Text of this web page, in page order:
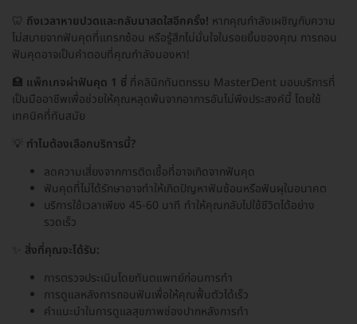
🦷 ถึงเวลาหายปวดและกลับมาสดใสอีกครั้ง! หากคุณกำลังเผชิญกับความ
ไม่สบายจากฟันคุดที่แทรกซ้อน หรือรู้สึกไม่มั่นใจในรอยยิ้มของคุณ การถอน
ฟันคุดอาจเป็นคำตอบที่คุณกำลังมองหา!
🏥 แพ็กเกจผ่าฟันคุด 1 ซี่ ที่คลินิกทันตกรรม MasterDent มอบบริการที่
เป็นมืออาชีพเพื่อช่วยให้คุณหลุดพ้นจากอาการอันไม่พึงประสงค์นี้ โดยใช้
เทคนิคที่ทันสมัย
💡 ทำไมต้องเลือกบริการนี้?
ลดความเสี่ยงจากการติดเชื้อที่อาจเกิดจากฟันคุด
ฟันคุดที่ไม่ได้รักษาอาจทำให้เกิดปัญหาฟันซ้อนหรือฟันผุในอนาคต
บริการใช้เวลาเพียง 45-60 นาที ทำให้คุณกลับไปใช้ชีวิตได้อย่าง
รวดเร็ว
สิ่งที่คุณจะได้รับ:
การตรวจประเมินโดยทันตแพทย์ก่อนการทำ
การดูแลหลังการถอนฟันเพื่อให้คุณฟื้นตัวได้เร็ว
คำแนะนำในการดูแลสุขภาพช่องปากหลังการทำ